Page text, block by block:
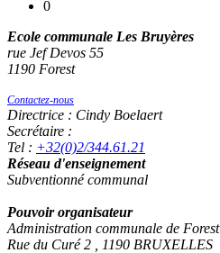
0
Ecole communale Les Bruyères
rue Jef Devos 55
1190 Forest
Contactez-nous
Directrice : Cindy Boelaert
Secrétaire :
Tel : +32(0)2/344.61.21
Réseau d'enseignement
Subventionné communal
Pouvoir organisateur
Administration communale de Forest
Rue du Curé 2 , 1190 BRUXELLES